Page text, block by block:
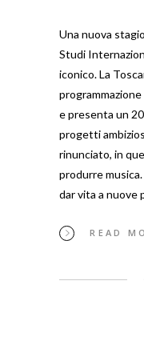
Una nuova
Studi
iconico. La
e presenta un
progetti
rinunciato, in
produrre
dar vita a nuove
READ